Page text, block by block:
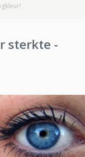
sterkte -